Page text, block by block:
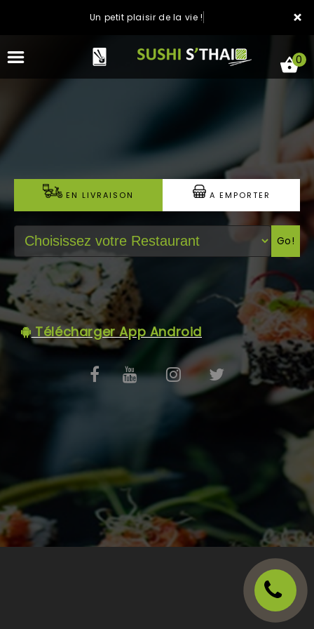
×
Un petit plaisir de la vie !
LA CARTE
NOTRE RESTAURANT
VOS AVIS
MENTIONS LÉGALES
C.G.V
0
EN LIVRAISON A EMPORTER
Go!
Télécharger App Android